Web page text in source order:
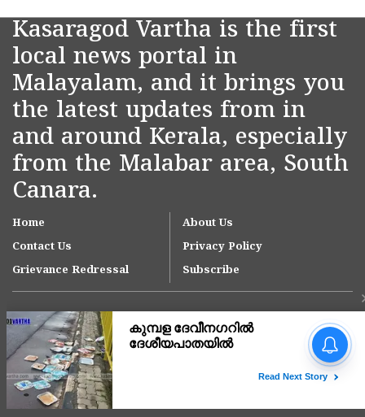
Kasaragod Vartha is the first
local news portal in
Malayalam, and it brings you
the latest updates from in
and around Kerala, especially
from the Malabar area, South
Canara.
Home
About Us
Contact Us
Privacy Policy
Grievance Redressal
Subscribe
Copyright © 2007-
യുഎഇയിൽ വ്യാപാര
സ്ഥാപനങ്ങൾക്ക് ഇ-
നിർബന്ധമാക്കുന്നു; പിഴ
കാര്യങ്ങൾ, സൗജന്യ